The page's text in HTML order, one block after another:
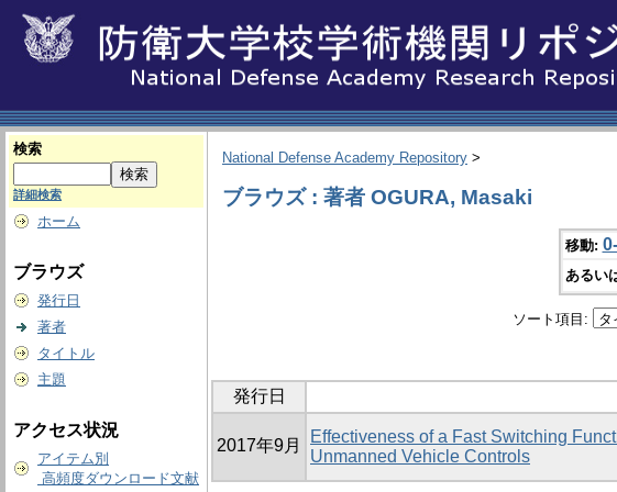
検索
詳細検索
ホーム
ブラウズ
発行日
著者
タイトル
主題
アクセス状況
アイテム別
高頻度ダウンロード文献
National Defense Academy Repository >
ブラウズ : 著者 OGURA, Masaki
移動:
あるい
ソート項目:
発行日
2017年9月
Effectiveness of a Fast Switching
Unmanned Vehicle Controls